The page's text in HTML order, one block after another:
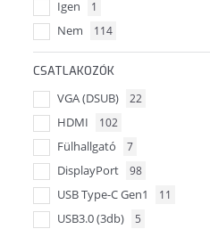
Igen 1
Nem 114
CSATLAKOZÓK
VGA (DSUB) 22
HDMI 102
Fülhallgató 7
DisplayPort 98
USB Type-C Gen1 11
USB3.0 (3db) 5